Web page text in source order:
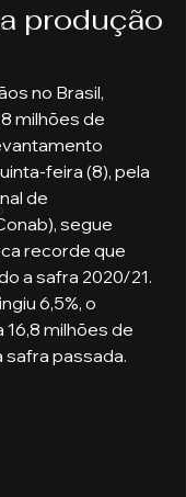
produção
no Brasil,
milhões de
feira (8), pela
de
segue
recorde que
a safra 2020/21.
6,5%, o
milhões de
passada.